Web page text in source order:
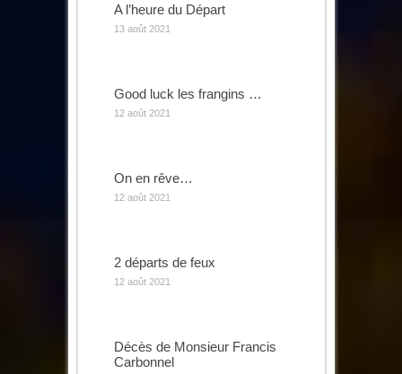
A l’heure du Départ
13 août 2021
Good luck les frangins …
12 août 2021
On en rêve…
12 août 2021
2 départs de feux
12 août 2021
Décès de Monsieur Francis
Carbonnel